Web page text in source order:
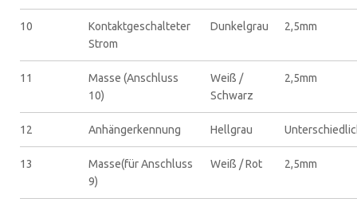
10
Kontaktgeschalteter
Strom
Dunkelgrau 2,5mm
11
Masse (Anschluss
10)
Weiß /
Schwarz
2,5mm
12 Anhängerkennung Hellgrau
13
Masse(für Anschluss
9)
Weiß / Rot 2,5mm